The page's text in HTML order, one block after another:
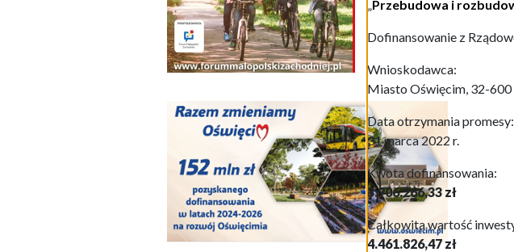
„Przebudowa i
Dofinansowanie z
Wnioskodawca:
Miasto Oświęcim, 32-600
Data otrzymania promesy:
31 marca 2022 r.
Kwota dofinansowania:
3.906.266,33 zł
Całkowita wartość
4.461.826,47 zł